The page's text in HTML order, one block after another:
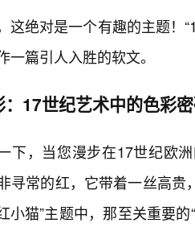
这绝对是一个有趣的主题！
一篇引人入胜的软文。
：17世纪艺术中的色彩
下，当您漫步在17世纪欧
寻常的红，它带着一丝高
小猫”主题中，那至关重要